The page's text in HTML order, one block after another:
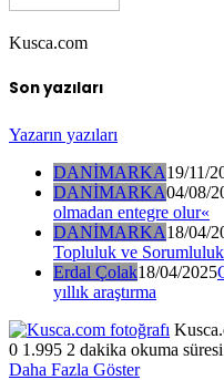
Kusca.com
Son yazıları
Yazarın yazıları
DANİMARKA19/11/
DANİMARKA04/08/
olmadan entegre olur«
DANİMARKA18/04/
Topluluk ve
Erdal Çolak18/04/2025
yıllık araştırma
0 1.995 2 dakika okuma süresi
Daha Fazla Göster